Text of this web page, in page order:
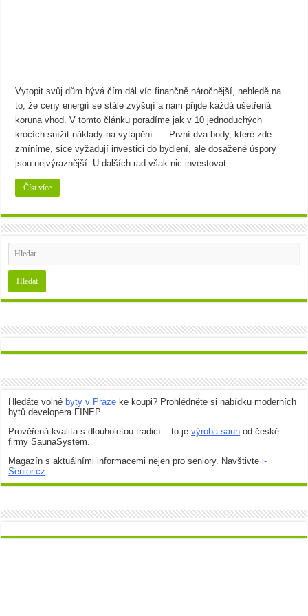
Vytopit svůj dům bývá čím dál víc finančně náročnější, nehledě na
to, že ceny energií se stále zvyšují a nám přijde každá ušetřená
koruna vhod. V tomto článku poradíme jak v 10 jednoduchých
krocích snížit náklady na vytápění. První dva body, které zde
zmíníme, sice vyžadují investici do bydlení, ale dosažené úspory
jsou nejvýraznější. U dalších rad však nic investovat …
Číst více
Hledáte volné byty v Praze ke koupi? Prohlédněte si nabídku moderních
bytů developera FINEP.
Prověřená kvalita s dlouholetou tradicí – to jevýroba saun od české
firmy SaunaSystem.
Magazín s aktuálními informacemi nejen pro seniory. Navštivtei-
Senior.cz.